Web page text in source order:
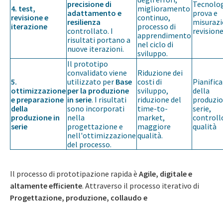
4. test,
revisione e
iterazione
precisione di
adattamento e
resilienza
controllato. I
risultati portano a
nuove iterazioni.
miglioramento
continuo,
processo di
apprendimento
nel ciclo di
sviluppo.
prova e
5.
ottimizzazione
e preparazione
della
produzione in
serie
Il prototipo
convalidato viene
utilizzato per Base
per la produzione
in serie. I risultati
sono incorporati
nella
progettazione e
nell'ottimizzazione
del processo.
Riduzione dei
costi di
sviluppo,
riduzione del
time-to-
market,
maggiore
qualità.
della
serie,
qualità
Il processo di prototipazione rapida è Agile, digitale e
altamente efficiente. Attraverso il processo iterativo di
Progettazione, produzione, collaudo e